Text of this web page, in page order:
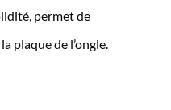
permet de
plaque de l’ongle.